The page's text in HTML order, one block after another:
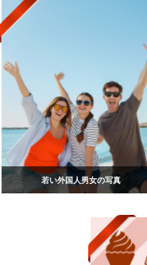
若い外国人男女の写真